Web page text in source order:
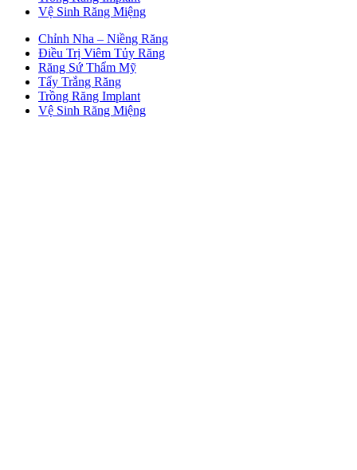
Vệ Sinh Răng Miệng
Chỉnh Nha – Niềng Răng
Điều Trị Viêm Tủy Răng
Răng Sứ Thẩm Mỹ
Tẩy Trắng Răng
Trồng Răng Implant
Vệ Sinh Răng Miệng